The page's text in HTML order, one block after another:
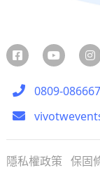
0809-
隱私權政策 保固